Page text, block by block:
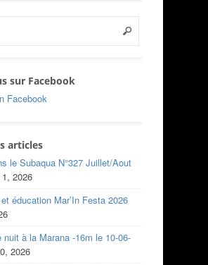
sur Facebook
Facebook
articles
le Subaqua N°327 Juillet/Aout
2026
éducation Mar’In Festa 2026
nuit à la Marana -16m le 10-06-
2026